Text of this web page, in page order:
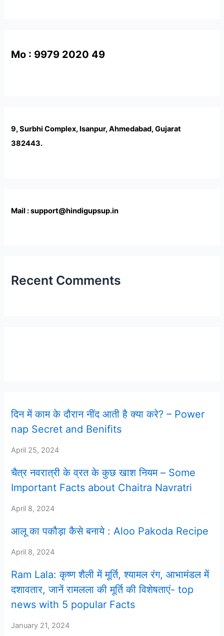
Mo : 9979 2020 49
9, Surbhi Complex, Isanpur, Ahmedabad, Gujarat
382443.
Mail : support@hindigupsup.in
Recent Comments
दिन में काम के दौरान नींद आती है क्या करे? – Power
nap Secret and Benifits
April 25, 2024
चैत्र नवरात्री के व्रत के कुछ खाश नियम – Some
Important Facts about Chaitra Navratri
April 8, 2024
आलू का पकौड़ा कैसे बनाये : Aloo Pakoda Recipe
April 8, 2024
Ram Lala: कृष्ण शैली में मूर्ति, श्यामल रंग, आभामंडल में
दशावतार, जानें रामलला की मूर्ति की विशेषताएं- top
news with 5 popular Facts
January 21, 2024